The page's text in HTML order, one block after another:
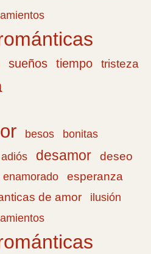
sueños tiempo
tristeza
besos
bonitas
desamor deseo
enamorado esperanza
de amor
ilusión